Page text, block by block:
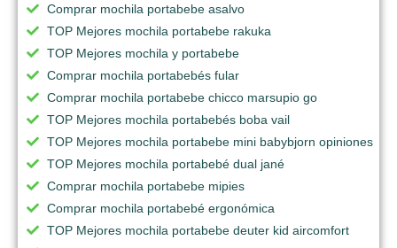
Comprar mochila portabebe asalvo
TOP Mejores mochila portabebe rakuka
TOP Mejores mochila y portabebe
Comprar mochila portabebés fular
Comprar mochila portabebe chicco marsupio go
TOP Mejores mochila portabebés boba vail
TOP Mejores mochila portabebe mini babybjorn opiniones
TOP Mejores mochila portabebé dual jané
Comprar mochila portabebe mipies
Comprar mochila portabebé ergonómica
TOP Mejores mochila portabebe deuter kid aircomfort